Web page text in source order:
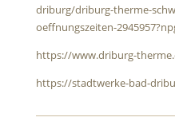
driburg/driburg-therme-
oeffnungszeiten-
https://www.driburg-
https://stadtwerke-bad-